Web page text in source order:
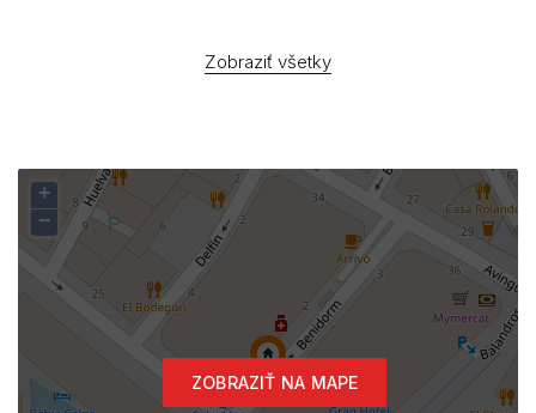
Zobraziť všetky
ZOBRAZIŤ NA MAPE
+
−